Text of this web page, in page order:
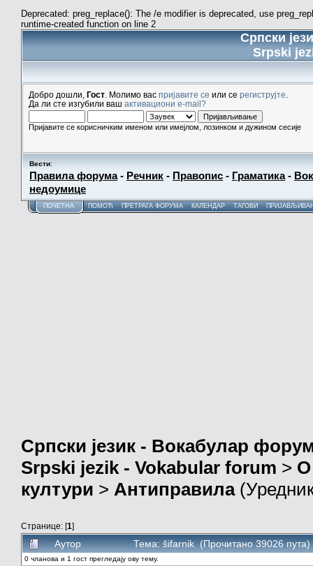
Deprecated: preg_replace(): The /e modifier is deprecated, use
runtime-created function on line 2
Српски
Srpski
Добро дошли, Гост . Молимо вас пријавите се или се региструјте
Да ли сте изгубили ваш активациони e-mail?
Пријавите се корисничким именом или имејлом, лозинком и дужином сесије
Вести:
Правила форума- Речник - Правопис - Граматика-
недоумице
ПОЧЕТНА ПОМОЋ ПРЕТРАГА ФОРУМА КАЛЕНДАР ТАГОВИ
Српски језик - Вокабулар
Srpski jezik - Vokabular forum > О
култури > Антиправила
Странице: [1]
Аутор Тема: šifarnik (Прочитано 39026 пута)
0 чланова и 1 гост прегледају ову тему.